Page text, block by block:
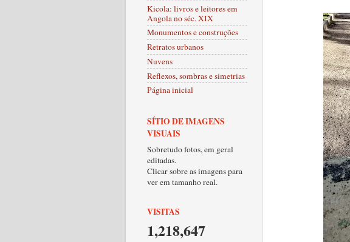
Kicola: livros e leitores em
Angola no séc. XIX
Monumentos e construções
Retratos urbanos
Nuvens
Reflexos, sombras e simetrias
Página inicial
SÍTIO DE IMAGENS
VISUAIS
Sobretudo fotos, em geral
editadas.
Clicar sobre as imagens para
ver em tamanho real.
VISITAS
1,218,647